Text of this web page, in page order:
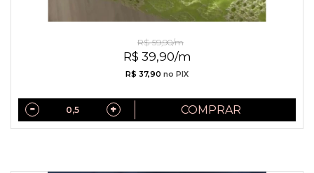
R$ 39,90/m
R$ 59,90/m
R$ 37,90 no PIX
COMPRAR